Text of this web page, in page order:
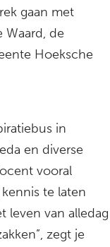
gaan met
Waard, de
Hoeksche
in
en diverse
vooral
te laten
leven van alledag
zegt je